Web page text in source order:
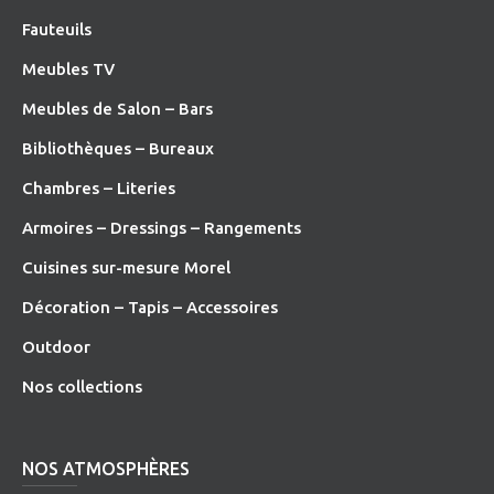
Fauteuils
Meubles TV
Meubles de Salon – Bars
Bibliothèques – Bureaux
Chambres – Literies
Armoires – Dressings – Rangements
Cuisines sur-mesure Morel
Décoration – Tapis – Accessoires
Outdoor
Nos collections
NOS ATMOSPHÈRES